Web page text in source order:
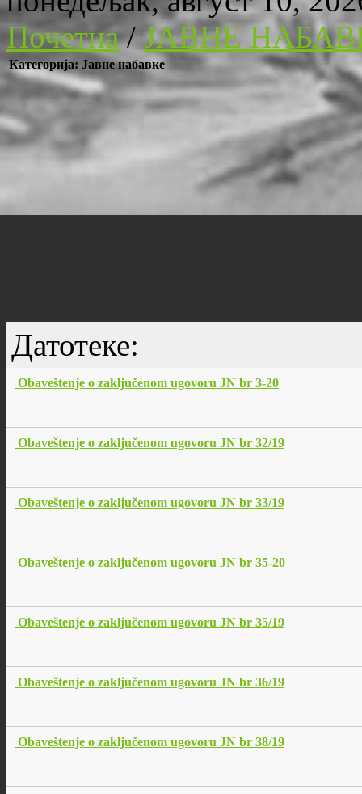
Почетна/ЈАВНЕ
Категорија: Јавне набавке
Датотеке:
Obaveštenje o zaključenom ugovoru JN br 3-20
Obaveštenje o zaključenom ugovoru JN br 32/19
Obaveštenje o zaključenom ugovoru JN br 33/19
Obaveštenje o zaključenom ugovoru JN br 35-20
Obaveštenje o zaključenom ugovoru JN br 35/19
Obaveštenje o zaključenom ugovoru JN br 36/19
Obaveštenje o zaključenom ugovoru JN br 38/19